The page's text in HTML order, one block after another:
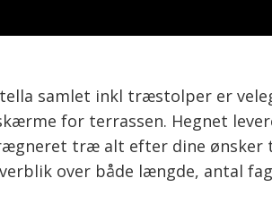
samlet inkl træstolper er
for terrassen. Hegnet
træ alt efter dine ønsker
over både længde, antal